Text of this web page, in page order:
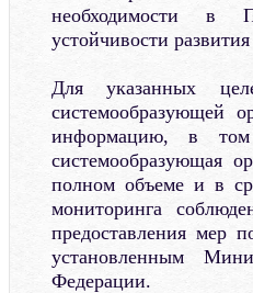
необходимости в
устойчивости
Для указанных
системообразующей
информацию, в том
системообразующая
полном объеме и в
мониторинга
предоставления мер
установленным
Федерации.